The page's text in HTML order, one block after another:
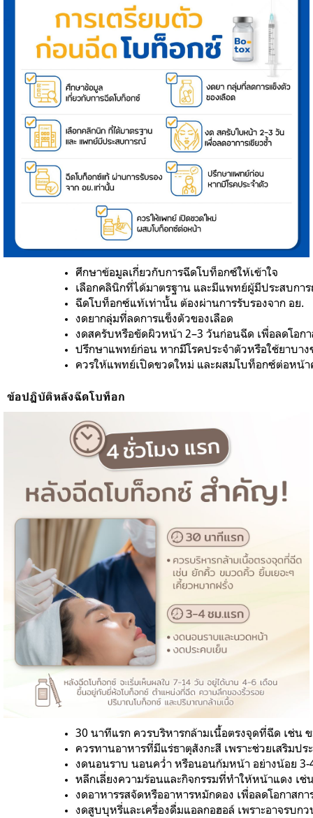
ศึกษาข้อมูลเกี่ยวกับการฉีดโบท็อกซ์ให้เข้าใจ
เลือกคลินิกที่ได้มาตรฐาน และมีแพทย์ผู้มีประสบกา
ฉีดโบท็อกซ์แท้เท่านั้น ต้องผ่านการรับรองจาก อย.
งดยากลุ่มที่ลดการแข็งตัวของเลือด
งดสครับหรือขัดผิวหน้า 2–3 วันก่อนฉีด เพื่อลดโอกา
ปรึกษาแพทย์ก่อน หากมีโรคประจำตัวหรือใช้ยาบา
ควรให้แพทย์เปิดขวดใหม่ และผสมโบท็อกซ์ต่อหน้
ข้อปฏิบัติหลังฉีดโบท็อก
30 นาทีแรก ควรบริหารกล้ามเนื้อตรงจุดที่ฉีด เช่น
ควรทานอาหารที่มีแร่ธาตุสังกะสี เพราะช่วยเสริมป
งดนอนราบ นอนคว่ำ หรือนอนก้มหน้า อย่างน้อย
หลีกเลี่ยงความร้อนและกิจกรรมที่ทำให้หน้าแดง เ
งดอาหารรสจัดหรืออาหารหมักดอง เพื่อลดโอกาสก
งดสูบบุหรี่และเครื่องดื่มแอลกอฮอล์ เพราะอาจรบ